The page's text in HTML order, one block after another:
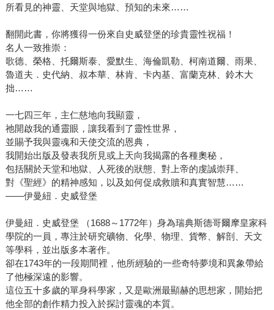
所看見的神靈、天堂與地獄、預知的未來……
翻開此書，你將獲得一份來自史威登堡的珍貴靈性祝福！
名人一致推崇：
歌德、榮格、托爾斯泰、愛默生、海倫凱勒、柯南道爾、雨果、
魯道夫．史代納、叔本華、林肯、卡內基、富蘭克林、鈴木大
拙……
一七四三年，主仁慈地向我顯靈，
祂開啟我的通靈眼，讓我看到了靈性世界，
並賜予我與靈魂和天使交流的恩典，
我開始出版及發表我所見或上天向我揭露的各種奧秘，
包括關於天堂和地獄、人死後的狀態、對上帝的虔誠崇拜、
對《聖經》的精神感知，以及如何促成救贖和真實智慧……
——伊曼紐．史威登堡
伊曼紐．史威登堡 （1688～1772年）身為瑞典斯德哥爾摩皇家科
學院的一員，專注於研究礦物、化學、物理、貨幣、解剖、天文
等學科，並出版多本著作。
卻在1743年的一段期間裡，他所經驗的一些奇特夢境和異象帶給
了他極深遠的影響。
這位五十多歲的單身科學家，又是歐洲最顯赫的思想家，開始把
他全部的創作精力投入於探討靈魂的本質。